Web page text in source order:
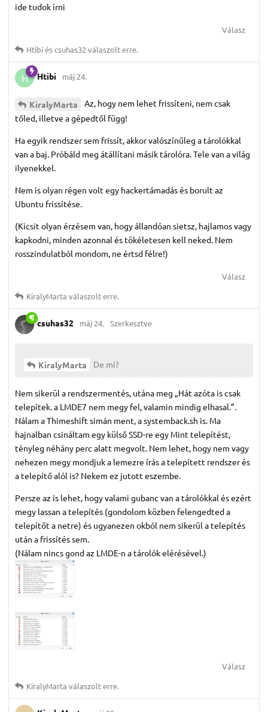
ide tudok írni
Válasz
Htibiéscsuhas32 válaszolt erre.
H Htibi máj 24.
KiralyMarta
Az, hogy nem lehet frissíteni, nem csak
tőled, illetve a gépedtől függ!
Ha egyik rendszer sem frissít, akkor valószínűleg a tárolókkal
van a baj. Próbáld meg átállítani másik tárolóra. Tele van a világ
ilyenekkel.
Nem is olyan régen volt egy hackertámadás és borult az
Ubuntu frissítése.
(Kicsit olyan érzésem van, hogy állandóan sietsz, hajlamos vagy
kapkodni, minden azonnal és tökéletesen kell neked. Nem
rosszindulatból mondom, ne értsd félre!)
Válasz
KiralyMarta válaszolt erre.
csuhas32 máj 24. Szerkesztve
KiralyMarta De mi?
Nem sikerül a rendszermentés, utána meg „Hát azóta is csak
telepítek. a LMDE7 nem megy fel, valamin mindig elhasal.”.
Nálam a Thimeshift simán ment, a systemback.sh is. Ma
hajnalban csináltam egy külső SSD-re egy Mint telepítést,
tényleg néhány perc alatt megvolt. Nem lehet, hogy nem vagy
nehezen megy mondjuk a lemezre írás a telepített rendszer és
a telepítő alól is? Nekem ez jutott eszembe.
Persze az is lehet, hogy valami gubanc van a tárolókkal és ezért
megy lassan a telepítés (gondolom közben felengedted a
telepítőt a netre) és ugyanezen okból nem sikerül a telepítés
után a frissítés sem.
(Nálam nincs gond az LMDE-n a tárolók elérésével.)
Válasz
KiralyMarta válaszolt erre.